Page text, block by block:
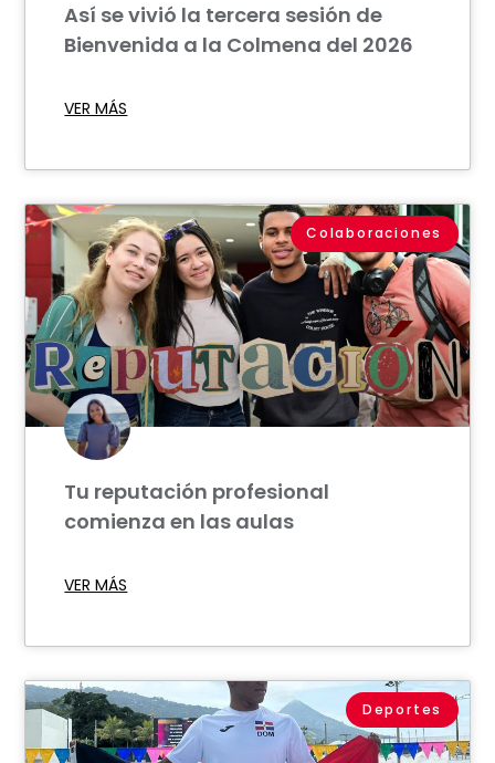
Así se vivió la tercera sesión de
Bienvenida a la Colmena del 2026
VER MÁS
Colaboraciones
Tu reputación profesional
comienza en las aulas
VER MÁS
Deportes